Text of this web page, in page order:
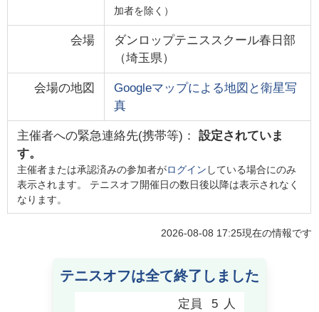
加者を除く）
会場
ダンロップテニススクール春日部
（埼玉県）
会場の地図
Googleマップによる地図と衛星写
真
主催者への緊急連絡先(携帯等)： 設定されていま
す。
主催者または承認済みの参加者がログイン している場合にのみ
表示されます。 テニスオフ開催日の数日後以降は表示されなく
なります。
2026-08-08 17:25現在の情報です
テニスオフは全て終了しました
定員 5 人